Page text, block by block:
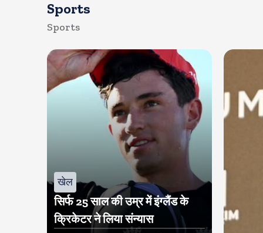
Sports
Sports
खेल
सिर्फ 25 साल की उम्र में इंग्लैंड के
क्रिकेटर ने लिया संन्यास